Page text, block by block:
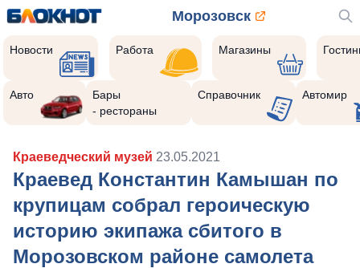
Морозовск
Новости Работа Магазины
Авто
Бары
- рестораны
Справочник Автомир
Краеведческий музей 23.05.2021
Краевед Константин Камышан по
крупицам собрал героическую
историю экипажа сбитого в
Морозовском районе самолета